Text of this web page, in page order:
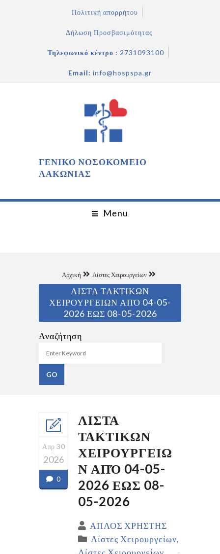
Πολιτική απορρήτου
Δήλωση Προσβασιμότητας
Τηλεφωνικό κέντρο : 2731093100
Email: info@hospspa.gr
ΓΕΝΙΚΟ ΝΟΣΟΚΟΜΕΙΟ
ΛΑΚΩΝΙΑΣ
Menu
Αρχική Λίστες Χειρουργείων
ΛΙΣΤΑ ΤΑΚΤΙΚΩΝ
ΧΕΙΡΟΥΡΓΕΙΩΝ ΑΠΌ 04-05-
2026 ΕΩΣ 08-05-2026
Αναζήτηση
Απρ 30
2026
0
ΛΙΣΤΑ
ΤΑΚΤΙΚΩΝ
ΧΕΙΡΟΥΡΓΕΙΩ
Ν ΑΠΌ 04-05-
2026 ΕΩΣ 08-
05-2026
ΑΠΛΟΣ ΧΡΗΣΤΗΣ
Λίστες Χειρουργείων